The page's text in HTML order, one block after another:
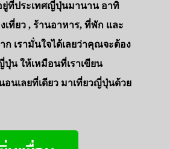
ยู่ที่ประเทศญี่ปุ่นมานาน อาทิ
เที่ยว , ร้านอาหาร, ที่พัก และ
ก เรามั่นใจได้เลยว่าคุณจะต้อง
ปุ่น ให้เหมือนที่เราเขียน
นเลยที่เดียว มาเที่ยวญี่ปุ่นด้วย
ที่พัก
สาระน่ารู้
VIDEO
ภาพประทับใจ